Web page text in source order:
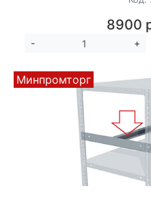
8900
- +
Минпромторг